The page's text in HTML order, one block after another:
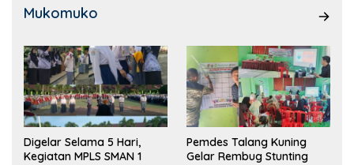
Mukomuko
Digelar Selama 5 Hari,
Kegiatan MPLS SMAN 1
Pemdes Talang Kuning
Gelar Rembug Stunting